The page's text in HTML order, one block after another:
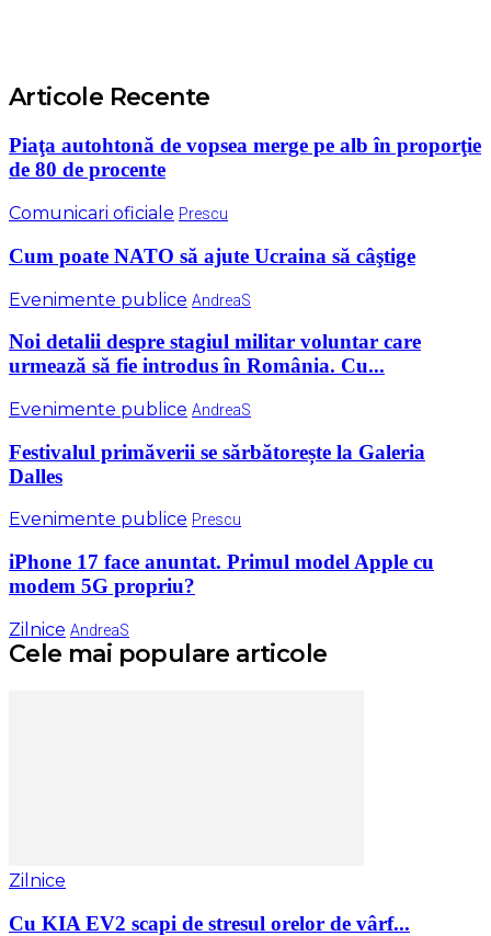
Articole Recente
Piaţa autohtonă de vopsea merge pe alb în proporţie
de 80 de procente
Comunicari oficiale Prescu
Cum poate NATO să ajute Ucraina să câştige
Evenimente publice AndreaS
Noi detalii despre stagiul militar voluntar care
urmează să fie introdus în România. Cu...
Evenimente publice AndreaS
Festivalul primăverii se sărbătorește la Galeria
Dalles
Evenimente publice Prescu
iPhone 17 face anuntat. Primul model Apple cu
modem 5G propriu?
Zilnice AndreaS
Cele mai populare articole
Zilnice
Cu KIA EV2 scapi de stresul orelor de vârf...